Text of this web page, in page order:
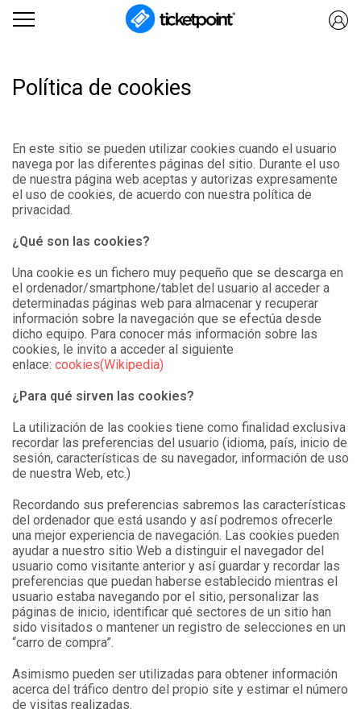
Política de cookies
En este sitio se pueden utilizar cookies cuando el usuario
navega por las diferentes páginas del sitio. Durante el uso
de nuestra página web aceptas y autorizas expresamente
el uso de cookies, de acuerdo con nuestra política de
privacidad.
¿Qué son las cookies
Una cookie es un fichero muy pequeño que se descarga en
el ordenador/smartphone/tablet del usuario al acceder a
determinadas páginas web para almacenar y recuperar
información sobre la navegación que se efectúa desde
dicho equipo. Para conocer más información sobre las
cookies, le invito a acceder al siguiente
enlace: cookies(Wikipedia)
¿Para qué sirven las cookies
La utilización de las cookies tiene como finalidad exclusiva
recordar las preferencias del usuario (idioma, país, inicio de
sesión, características de su navegador, información de uso
de nuestra Web, etc.)
Recordando sus preferencias sabremos las características
del ordenador que está usando y así podremos ofrecerle
una mejor experiencia de navegación. Las cookies pueden
ayudar a nuestro sitio Web a distinguir el navegador del
usuario como visitante anterior y así guardar y recordar las
preferencias que puedan haberse establecido mientras el
usuario estaba navegando por el sitio, personalizar las
páginas de inicio, identificar qué sectores de un sitio han
sido visitados o mantener un registro de selecciones en un
“carro de compra”.
Asimismo pueden ser utilizadas para obtener información
acerca del tráfico dentro del propio site y estimar el número
de visitas realizadas.